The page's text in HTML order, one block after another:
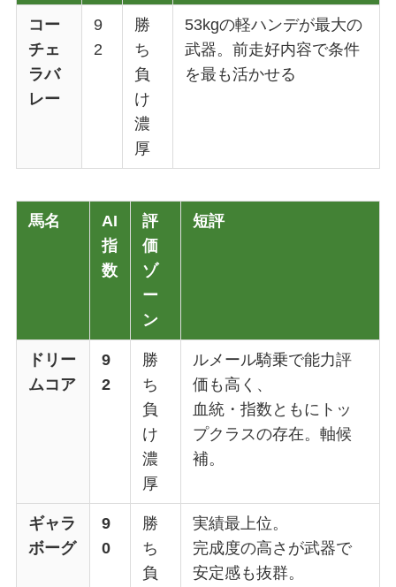
コー
チェ
ラバ
レー
9
2
勝
ち
負
け
濃
厚
53kgの軽ハンデが最大の
武器。前走好内容で条件
を最も活かせる
馬名
AI
指
数
評
価
ゾ
ー
ン
短評
ドリー
ムコア
9
2
勝
ち
負
け
濃
厚
ルメール騎乗で能力評
価も高く、
血統・指数ともにトッ
プクラスの存在。軸候
補。
ギャラ
ボーグ
9
0
勝
ち
負
実績最上位。
完成度の高さが武器で
安定感も抜群。